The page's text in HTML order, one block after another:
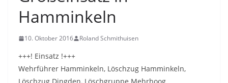
Hamminkeln
10. Oktober 2016 Roland Schmithuisen
+++! Einsatz !+++
Wehrführer Hamminkeln, Löschzug Hamminkeln,